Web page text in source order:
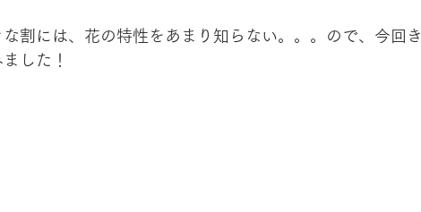
割には、花の特性をあまり知らない。。。ので、今回き
した！